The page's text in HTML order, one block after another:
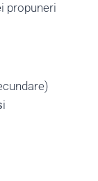
propuneri